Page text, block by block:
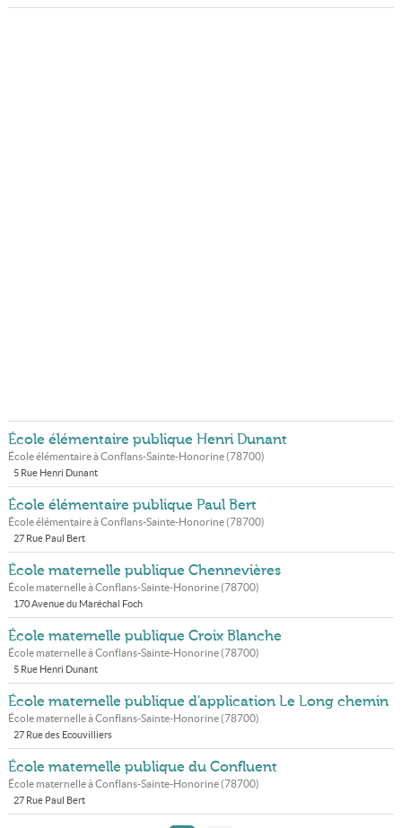
École élémentaire publique Henri Dunant
École élémentaire àConflans-Sainte-Honorine(78700)
5 Rue Henri Dunant
École élémentaire publique Paul Bert
École élémentaire àConflans-Sainte-Honorine(78700)
27 Rue Paul Bert
École maternelle publique Chennevières
École maternelle àConflans-Sainte-Honorine(78700)
170 Avenue du Maréchal Foch
École maternelle publique Croix Blanche
École maternelle àConflans-Sainte-Honorine(78700)
5 Rue Henri Dunant
École maternelle publique d'application Le Long chemin
École maternelle àConflans-Sainte-Honorine(78700)
27 Rue des Ecouvilliers
École maternelle publique du Confluent
École maternelle àConflans-Sainte-Honorine(78700)
27 Rue Paul Bert